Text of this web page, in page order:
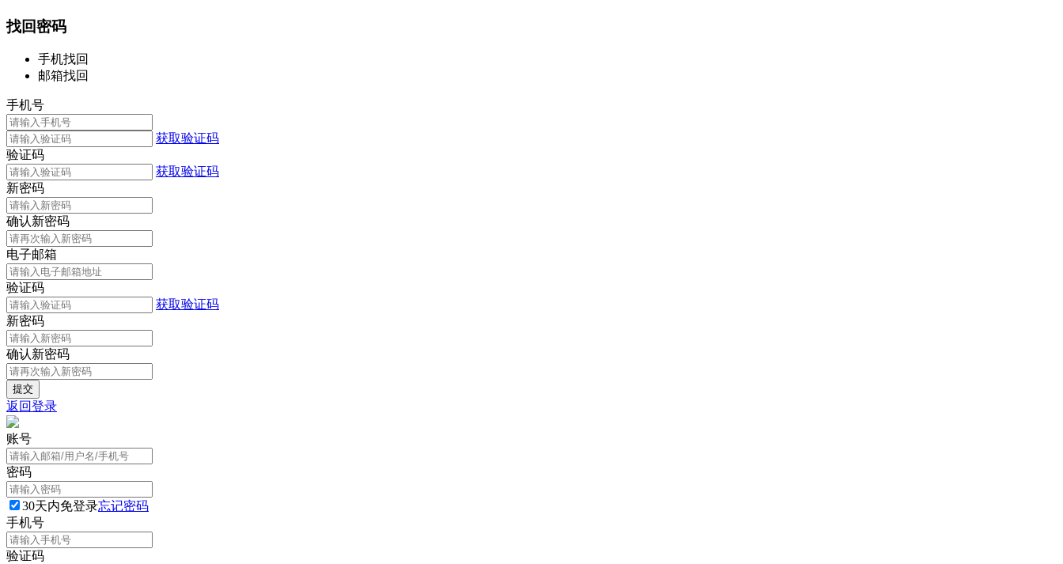
找回密码
手机找回
邮箱找回
手机号
获取验证码
验证码
获取验证码
新密码
确认新密码
电子邮箱
验证码
获取验证码
新密码
确认新密码
返回登录
账号
密码
30天内免登录忘记密码
手机号
验证码